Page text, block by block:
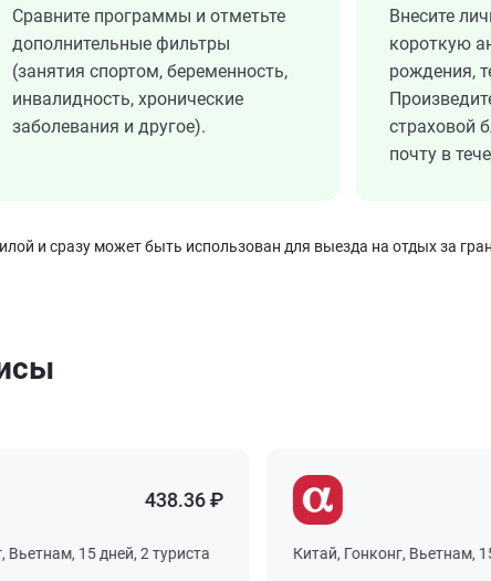
Сравните программы и отметьте
дополнительные фильтры
(занятия спортом, беременность,
инвалидность, хронические
заболевания и другое).
Внесите
короткую
рождения,
страховой
почту в
и сразу может быть использован для выезда на отдых за
438.36 ₽
15 дней, 2 туриста Китай, Гонконг, Вьетнам, 15